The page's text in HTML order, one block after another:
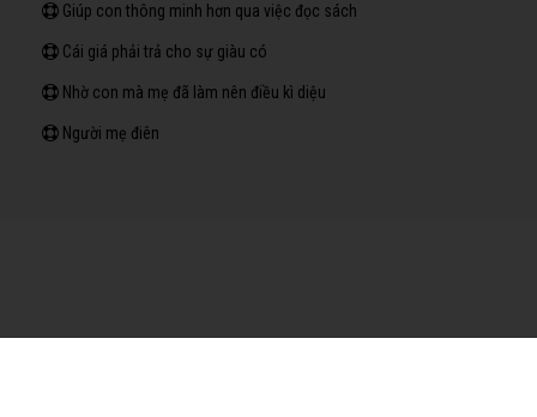
Giúp con thông minh hơn qua việc đọc sách
Cái giá phải trả cho sự giàu có
Nhờ con mà mẹ đã làm nên điều kì diệu
Người mẹ điên